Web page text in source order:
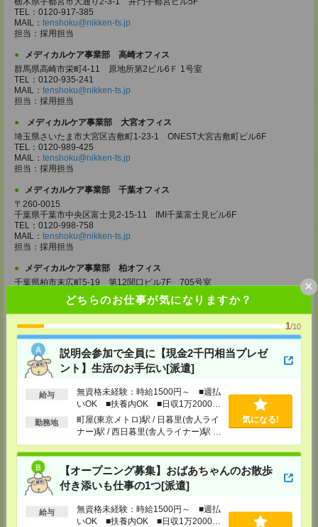
どちらのお仕事が気になりますか？
1/10
説明会参加で全員に【現金2千円相当プレゼ
ント】生活のお手伝い[派遣]
給与
無資格未経験：時給1500円～ ■週払
いOK ■扶養内OK ■日収1万2000円
以上
勤務地
町屋(東京メトロ)駅 / 日暮里(舎人ライ
ナー)駅 / 西日暮里(舎人ライナー)駅 /
…
気になる!
【オープニング募集】おばあちゃんのお散歩
付き添いも仕事の1つ[派遣]
給与
無資格未経験：時給1500円～ ■週払
いOK ■扶養内OK ■日収1万2000円
×
TEL：0120-917-385
MAIL： tenshoku@nikken-ts.jp
担当：採用担当
メディカルケア事業部 高崎オフィス
群馬県高崎市栄町4-11 原地所第2ビル6Ｆ 1号室
TEL：0120-935-241
MAIL： tenshoku@nikken-ts.jp
担当：採用担当
メディカルケア事業部 大宮オフィス
埼玉県さいたま市大宮区吉敷町1-23-1 ONEST大宮吉敷町ビル6F
TEL：0120-989-425
MAIL： tenshoku@nikken-ts.jp
担当：採用担当
メディカルケア事業部 千葉オフィス
〒260-0015
千葉県千葉市中央区富士見2-15-11 IMI千葉富士見ビル6F
TEL：0120-998-758
MAIL： tenshoku@nikken-ts.jp
担当：採用担当
メディカルケア事業部 柏オフィス
千葉県柏市末広町5-19 第12関口ビル7F 705号室
TEL：0120-935-218
tenshoku@nikken-ts.jp
担当：採用担当
メディカルケア事業部 新宿オフィス
東京都新宿区新宿2-3-10 新宿御苑ビル6階
TEL：0120-457-235
MAIL： tenshoku@nikken-ts.jp
メディカルケア事業部 立川事業所
東京都立川市錦町1-12-14
TEL：0120-934-200
tenshoku@nikken-ts.jp
担当：採用担当
メディカルケア事業部 町田オフィス
東京都町田市森野1-7-23 大樹生命町田ビル6F
TEL：0120-453-285
MAIL：tenshoku@nikken-ts.jp
担当：採用担当